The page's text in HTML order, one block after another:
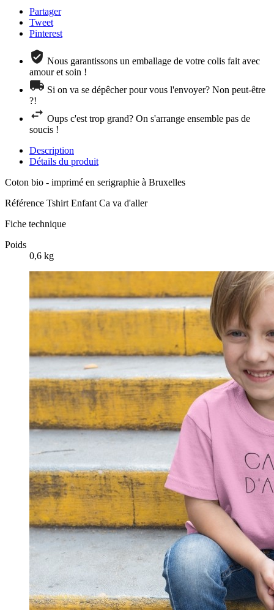
Partager
Tweet
Pinterest
Nous garantissons un emballage de votre colis fait avec
amour et soin !
Si on va se dépêcher pour vous l'envoyer? Non peut-être
?!
Oups c'est trop grand? On s'arrange ensemble pas de
soucis !
Description
Détails du produit
Coton bio - imprimé en serigraphie à Bruxelles
Référence Tshirt Enfant Ca va d'aller
Fiche technique
Poids
0,6 kg